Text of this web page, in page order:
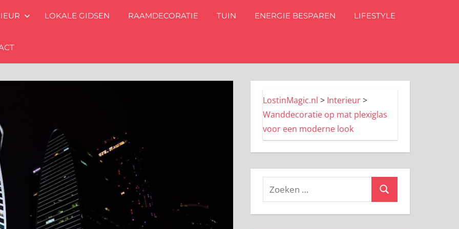
LOKALE GIDSEN RAAMDECORATIE TUIN ENERGIE BESPAREN LIFESTYLE
LostinMagic.nl > Interieur>
Wanddecoratie op mat plexiglas
voor een moderne look
Zoeken
Zoeken